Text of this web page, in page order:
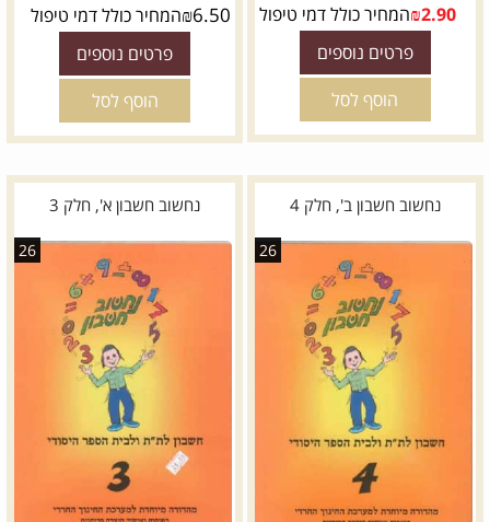
₪2.90 המחיר כולל דמי טיפול
פרטים נוספים
הוסף לסל
₪6.50 המחיר כולל דמי טיפול
פרטים נוספים
הוסף לסל
נחשוב חשבון ב', חלק 4
26
נחשוב חשבון א', חלק 3
26